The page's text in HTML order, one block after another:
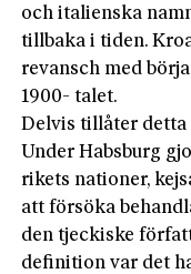
och italienska
tillbaka i tiden.
revansch med
1900- talet.
Delvis tillåter
Under Habsburg
rikets nationer,
att försöka
den tjeckiske
definition var det